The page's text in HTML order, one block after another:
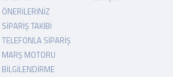
ÖNERILERINIZ
SIPARIŞ TAKIBI
TELEFONLA SIPARIŞ
MARŞ MOTORU
BILGILENDIRME